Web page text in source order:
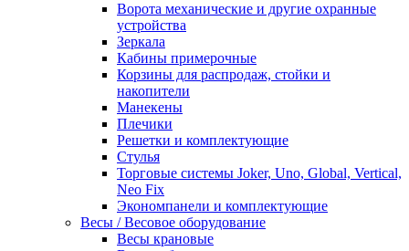
Ворота механические и другие охранные
устройства
Зеркала
Кабины примерочные
Корзины для распродаж, стойки и
накопители
Манекены
Плечики
Решетки и комплектующие
Стулья
Торговые системы Joker, Uno, Global, Vertical,
Neo Fix
Экономпанели и комплектующие
Весы / Весовое оборудование
Весы крановые